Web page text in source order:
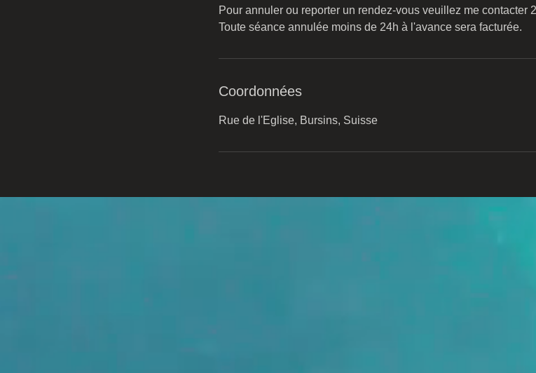
Pour annuler ou reporter un rendez-vous veuillez me contacter
Toute séance annulée moins de 24h à l'avance sera facturée.
Coordonnées
Rue de l'Eglise, Bursins, Suisse